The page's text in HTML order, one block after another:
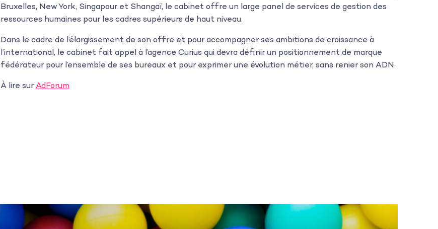
Bruxelles, New York, Singapour et Shangaï, le cabinet offre un large panel de services de gestion des
ressources humaines pour les cadres supérieurs de haut niveau.
Dans le cadre de l’élargissement de son offre et pour accompagner ses ambitions de croissance à
l’international, le cabinet fait appel à l’agence Curius qui devra définir un positionnement de marque
fédérateur pour l’ensemble de ses bureaux et pour exprimer une évolution métier, sans renier son ADN.
À lire surAdForum